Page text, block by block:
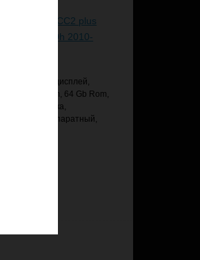
Teyes CC2 plus
CT200h 2010-
стеклянный дисплей,
core, 4 Gb Ram, 64 Gb Rom,
звука,
процессор аппаратный,